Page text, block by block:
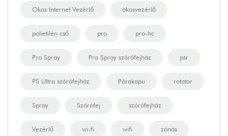
Okos Internet Vezérlő okosvezérlő
polietilén cső pro pro-hc
Pro Spray Pro Spray szórófejház psr
PS Ultra szórófejház Párakapu rotator
Spray Szórófej szórófejház
Vezérlő wi-fi wifi zónás